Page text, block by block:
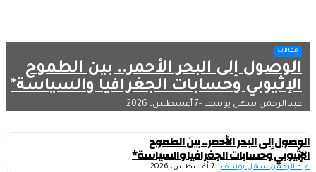
مقالات
الوصول إلى البحر الأحمر.. بين الطموح
الإثيوبي وحسابات الجغرافيا والسياسة*
عبد الرحمن سهل يوسف -7 أغسطس، 2026
الوصول إلى البحر الأحمر.. بين الطموح
الإثيوبي وحسابات الجغرافيا والسياسة*
عبد الرحمن سهل يوسف - 7 أغسطس، 2026